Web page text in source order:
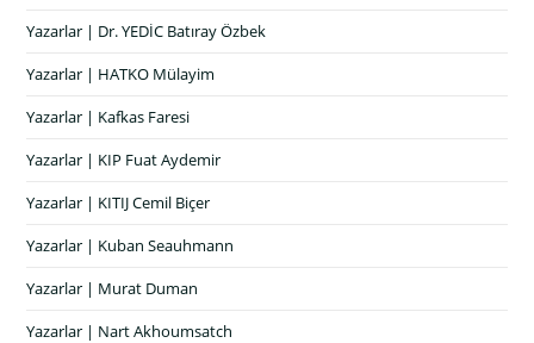
Yazarlar | Dr. YEDİC Batıray Özbek
Yazarlar | HATKO Mülayim
Yazarlar | Kafkas Faresi
Yazarlar | KIP Fuat Aydemir
Yazarlar | KITIJ Cemil Biçer
Yazarlar | Kuban Seauhmann
Yazarlar | Murat Duman
Yazarlar | Nart Akhoumsatch